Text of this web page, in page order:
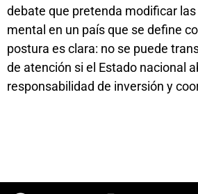
debate que pretenda modificar
mental en un país que se define
postura es clara: no se puede
de atención si el Estado nacional
responsabilidad de inversión y